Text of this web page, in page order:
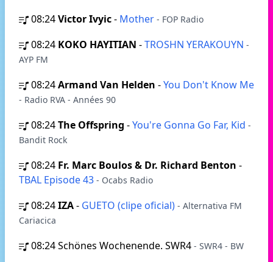
08:24Victor Ivyic- Mother - FOP Radio
08:24 KOKO HAYITIAN -TROSHN YERAKOUYN -
AYP FM
08:24Armand Van Helden -You Don't Know Me
- Radio RVA - Années 90
08:24The Offspring -You're Gonna Go Far, Kid -
Bandit Rock
08:24 Fr. Marc Boulos & Dr. Richard Benton -
TBAL Episode 43 - Ocabs Radio
08:24IZA- GUETO (clipe oficial) - Alternativa FM
Cariacica
08:24Schönes Wochenende. SWR4 - SWR4 - BW